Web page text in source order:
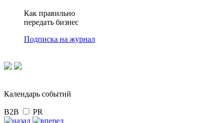
Как правильно
передать бизнес
Подписка на журнал
Календарь событий
B2B PR